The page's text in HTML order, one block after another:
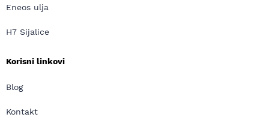
Eneos ulja
H7 Sijalice
Korisni linkovi
Blog
Kontakt